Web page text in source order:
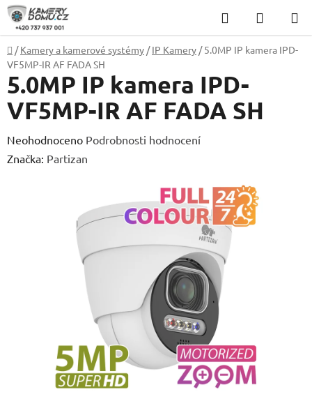
Přejít
obsah
Hledat
KOŠÍK
Domů
/ Kamery a kamerové systémy / IP Kamery / 5.0MP IP kamera IPD-
VF5MP-IR AF FADA SH
5.0MP IP kamera IPD-
VF5MP-IR AF FADA SH
Průměrné
hodnocení
Neohodnoceno Podrobnosti hodnocení
Značka: Partizan